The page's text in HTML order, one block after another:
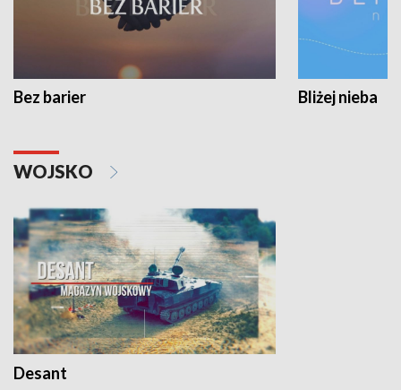
Bez barier Bliżej nieba
WOJSKO
Desant